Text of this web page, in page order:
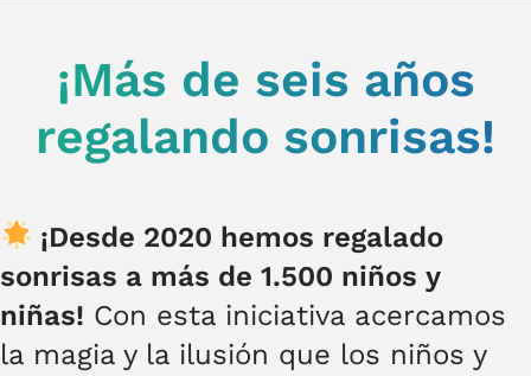
¡Más de seis años
regalando sonrisas!
¡Desde 2020 hemos regalado
sonrisas a más de 1.500 niños y
niñas! Con esta iniciativa acercamos
la magia y la ilusión que los niños y